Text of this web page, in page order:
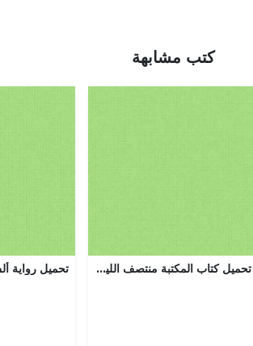
كتب مشابهة
تحميل كتاب المكتبة منتصف الليل لمات هيغ بصيغة PDF مجانا